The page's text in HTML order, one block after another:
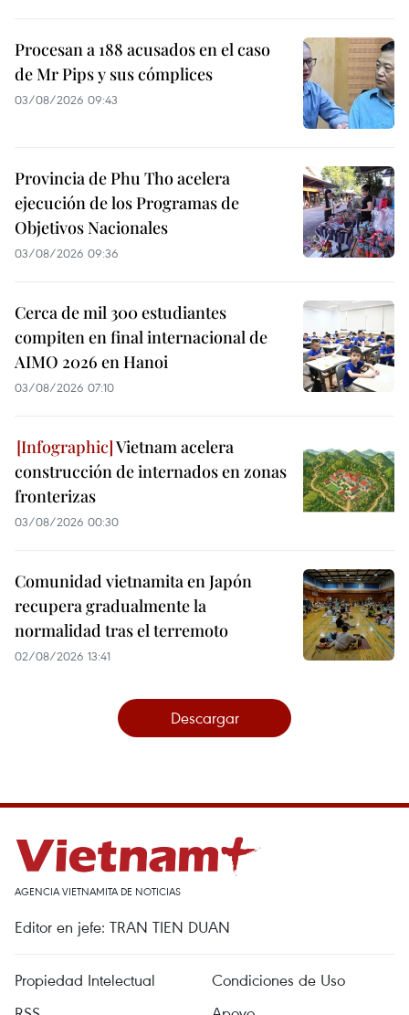
Procesan a 188 acusados en el caso
de Mr Pips y sus cómplices
03/08/2026 09:43
Provincia de Phu Tho acelera
ejecución de los Programas de
Objetivos Nacionales
03/08/2026 09:36
Cerca de mil 300 estudiantes
compiten en final internacional de
AIMO 2026 en Hanoi
03/08/2026 07:10
Vietnam acelera
construcción de internados en zonas
fronterizas
03/08/2026 00:30
Comunidad vietnamita en Japón
recupera gradualmente la
normalidad tras el terremoto
02/08/2026 13:41
Descargar
AGENCIA VIETNAMITA DE NOTICIAS
Editor en jefe: TRAN TIEN DUAN
Propiedad Intelectual
Condiciones de Uso